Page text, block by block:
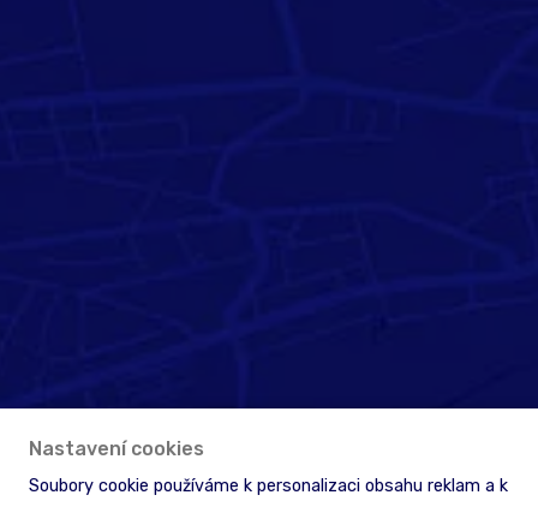
Hledáte pomoc nebo
inspiraci?
Nastavení cookies
Soubory cookie používáme k personalizaci obsahu reklam a k